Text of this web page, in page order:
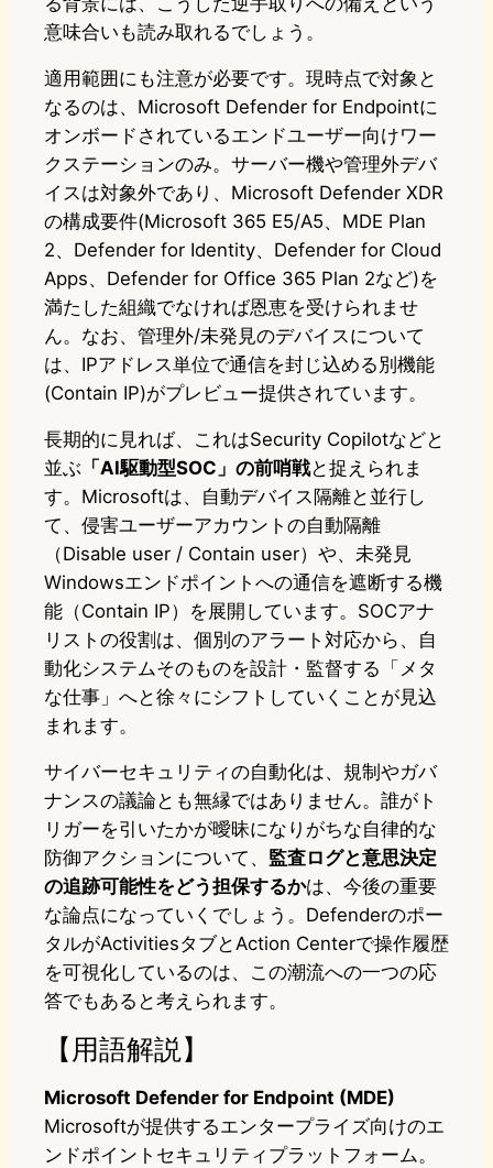
意味合いも読み取れるでしょう。
適用範囲にも注意が必要です。現時点で対象と
なるのは、Microsoft Defender for Endpointに
オンボードされているエンドユーザー向けワー
クステーションのみ。サーバー機や管理外デバ
イスは対象外であり、Microsoft Defender XDR
の構成要件(Microsoft 365 E5/A5、MDE Plan
2、Defender for Identity、Defender for Cloud
Apps、Defender for Office 365 Plan 2など)を
満たした組織でなければ恩恵を受けられませ
ん。なお、管理外/未発見のデバイスについて
は、IPアドレス単位で通信を封じ込める別機能
(Contain IP)がプレビュー提供されています。
長期的に見れば、これはSecurity Copilotなどと
並ぶ 「AI駆動型SOC」の前哨戦と捉えられま
す。Microsoftは、自動デバイス隔離と並行し
て、侵害ユーザーアカウントの自動隔離
（Disable user / Contain user）や、未発見
Windowsエンドポイントへの通信を遮断する機
能（Contain IP）を展開しています。SOCアナ
リストの役割は、個別のアラート対応から、自
動化システムそのものを設計・監督する「メタ
な仕事」へと徐々にシフトしていくことが見込
まれます。
サイバーセキュリティの自動化は、規制やガバ
ナンスの議論とも無縁ではありません。誰がト
リガーを引いたかが曖昧になりがちな自律的な
防御アクションについて、 監査ログと意思決定
の追跡可能性をどう担保するかは、今後の重要
な論点になっていくでしょう。Defenderのポー
タルがActivitiesタブとAction Centerで操作履歴
を可視化しているのは、この潮流への一つの応
答でもあると考えられます。
【用語解説】
Microsoft Defender for Endpoint (MDE)
Microsoftが提供するエンタープライズ向けのエ
ンドポイントセキュリティプラットフォーム。